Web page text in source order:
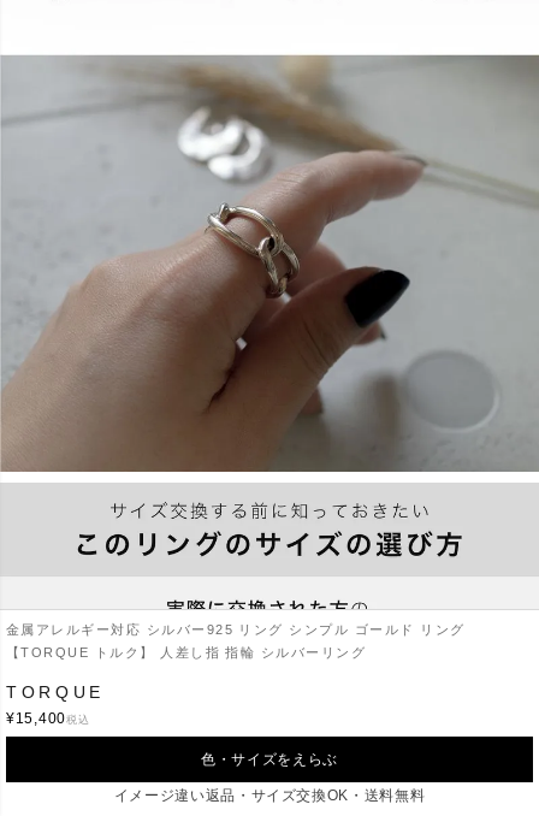
金属アレルギー対応 シルバー925 リング シンプル ゴールド リング
【TORQUE トルク】 人差し指 指輪 シルバーリング
TORQUE
¥15,400税込
色・サイズをえらぶ
イメージ違い返品・サイズ交換OK・送料無料